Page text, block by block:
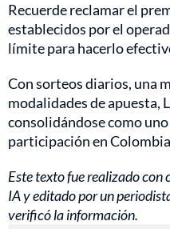
Recuerde reclamar el
establecidos por el
límite para hacerlo
Con sorteos diarios, una
modalidades de apuesta,
consolidándose como
participación en
Este texto fue realizado con
IA y editado por un
verificó la información.